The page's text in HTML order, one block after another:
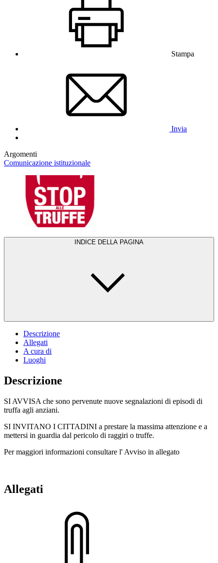
Stampa
Invia
Argomenti
Comunicazione istituzionale
INDICE DELLA PAGINA
Descrizione
Allegati
A cura di
Luoghi
Descrizione
SI AVVISA che sono pervenute nuove segnalazioni di episodi di
truffa agli anziani.
SI INVITANO I CITTADINI a prestare la massima attenzione e a
mettersi in guardia dal pericolo di raggiri o truffe.
Per maggiori informazioni consultare l' Avviso in allegato
Allegati